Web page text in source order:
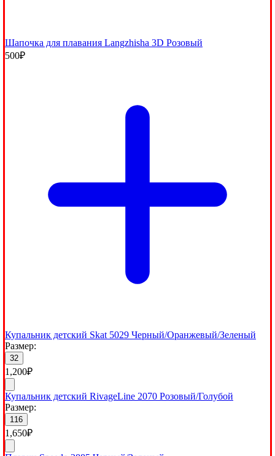
Шапочка для плавания Langzhisha 3D Розовый
500₽
Купальник детский Skat 5029 Черный/Оранжевый/Зеленый
Размер:
32
1,200₽
Купальник детский RivageLine 2070 Розовый/Голубой
Размер:
116
1,650₽